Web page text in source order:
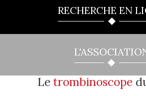
RECHERCHE EN
Le trombinoscope